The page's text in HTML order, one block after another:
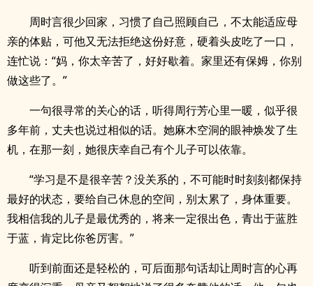
周时言很少回家，习惯了自己照顾自己，不太能适应母
亲的体贴，可他又无法拒绝这份好意，硬着头皮吃了一口，
连忙说：“妈，你太辛苦了，好好歇着。家里还有保姆，你别
做这些了。”
一句很寻常的关心的话，听得周行芳心里一暖，似乎很
多年前，丈夫也说过相似的话。她麻木空洞的眼神焕发了生
机，在那一刻，她很庆幸自己有个儿子可以依靠。
“学习是不是很辛苦？没关系的，不可能时时刻刻都保持
最好的状态，要给自己休息的空间，别太累了，身体重要。
我相信我的儿子是最优秀的，将来一定很出色，青出于蓝胜
于蓝，肯定比你爸厉害。”
听到前面还是轻松的，可后面那句话却让周时言的心再